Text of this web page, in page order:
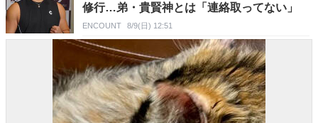
修行…弟・貴賢神とは「連絡取ってない」
ENCOUNT 8/9(日) 12:51